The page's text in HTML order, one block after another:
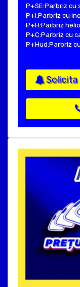
P+SE:Parbriz cu
P+I:Parbriz cu
P+H:Parbriz
P+C:Parbriz cu
P+Hud:Parbriz
Solicita